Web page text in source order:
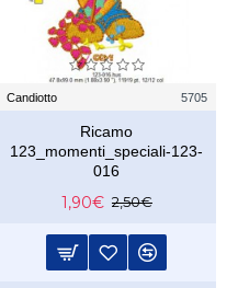
Candiotto 5705
Ricamo
123_momenti_speciali-123-
016
1,90€ 2,50€